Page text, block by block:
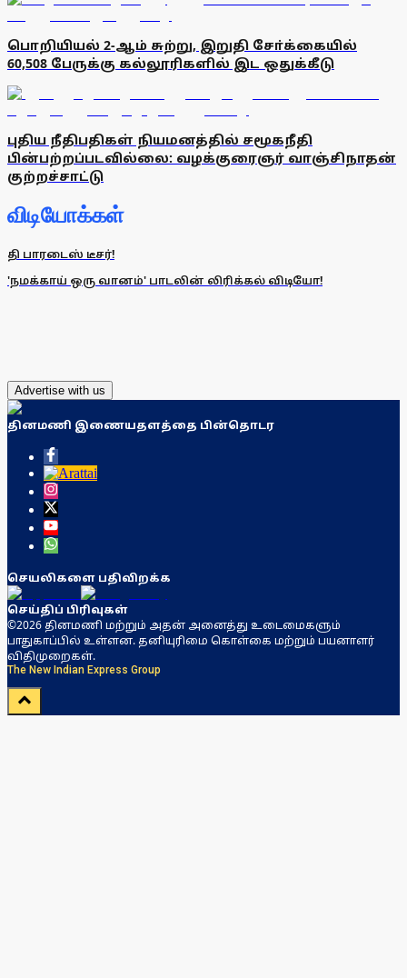
பொறியியல் 2-ஆம் சுற்று, இறுதி சோ்க்கையில்
60,508 பேருக்கு கல்லூரிகளில் இட ஒதுக்கீடு
புதிய நீதிபதிகள் நியமனத்தில் சமூகநீதி
பின்பற்றப்படவில்லை: வழக்குரைஞர் வாஞ்சிநாதன்
குற்றச்சாட்டு
விடியோக்கள்
தி பாரடைஸ் டீசர்!
'நமக்காய் ஒரு வானம்' பாடலின் லிரிக்கல் விடியோ!
Advertise with us
தினமணி இணையதளத்தை பின்தொடர
செயலிகளை பதிவிறக்க
செய்திப் பிரிவுகள்
©2026 தினமணி மற்றும் அதன் அனைத்து உடைமைகளும்
பாதுகாப்பில் உள்ளன. தனியுரிமை கொள்கை மற்றும் பயனாளர்
விதிமுறைகள்.
The New Indian Express Group